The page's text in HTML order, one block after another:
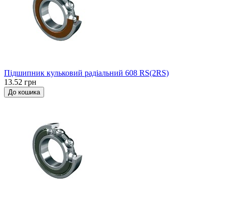
Підшипник кульковий радіальний 608 RS(2RS)
13.52 грн
До кошика